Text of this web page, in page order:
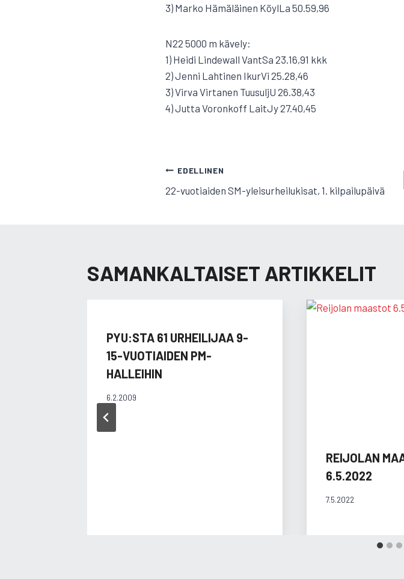
3) Marko Hämäläinen KöylLa 50.59,96
N22 5000 m kävely:
1) Heidi Lindewall VantSa 23.16,91 kkk
2) Jenni Lahtinen IkurVi 25.28,46
3) Virva Virtanen TuusuljU 26.38,43
4) Jutta Voronkoff LaitJy 27.40,45
ARTIKKELIEN
SELAUS
EDELLINEN
22-vuotiaiden SM-yleisurheilukisat, 1. kilpailupäivä
SAMANKALTAISET ARTIKKELIT
PYU:STA 61 URHEILIJAA 9-
15-VUOTIAIDEN PM-
HALLEIHIN
6.2.2009
REIJOLAN
6.5.2022
7.5.2022